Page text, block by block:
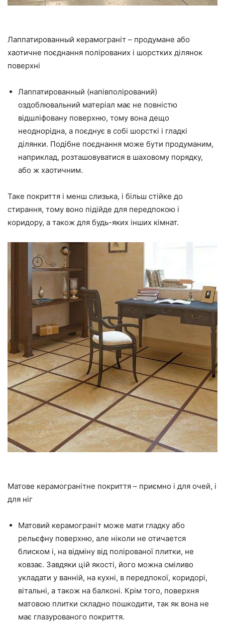
Лаппатированный керамограніт – продумане або
хаотичне поєднання полірованих і шорстких ділянок
поверхні
Лаппатированный (напівполірований)
оздоблювальний матеріал має не повністю
відшліфовану поверхню, тому вона дещо
неоднорідна, а поєднує в собі шорсткі і гладкі
ділянки. Подібне поєднання може бути продуманим,
наприклад, розташовуватися в шаховому порядку,
або ж хаотичним.
Таке покриття і менш слизька, і більш стійке до
стирання, тому воно підійде для передпокою і
коридору, а також для будь-яких інших кімнат.
Матове керамогранітне покриття – приємно і для очей, і
для ніг
Матовий керамограніт може мати гладку або
рельєфну поверхню, але ніколи не отичается
блиском і, на відміну від полірованої плитки, не
ковзає. Завдяки цій якості, його можна сміливо
укладати у ванній, на кухні, в передпокої, коридорі,
вітальні, а також на балконі. Крім того, поверхня
матовою плитки складно пошкодити, так як вона не
має глазурованого покриття.